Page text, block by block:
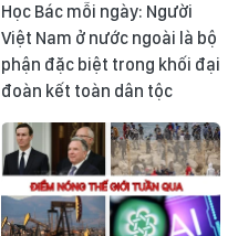
Học Bác mỗi ngày: Người
Việt Nam ở nước ngoài là bộ
phận đặc biệt trong khối đại
đoàn kết toàn dân tộc